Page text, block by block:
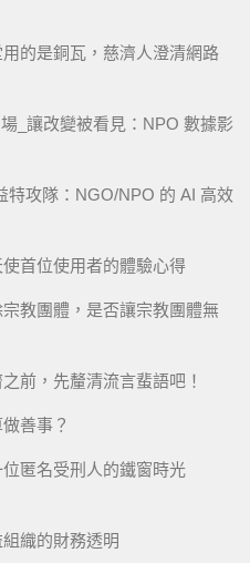
的是銅瓦，慈濟人澄清網路
_讓改變被看見：NPO 數據影
特攻隊：NGO/NPO 的 AI 高效
使首位使用者的體驗心得
教團體，是否讓宗教團體無
前，先釐清流言蜚語吧！
善事？
匿名受刑人的鐵窗時光
織的財務透明